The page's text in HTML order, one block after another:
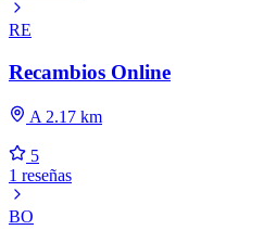
RE
Recambios Online
A 2.17 km
5
1 reseñas
BO